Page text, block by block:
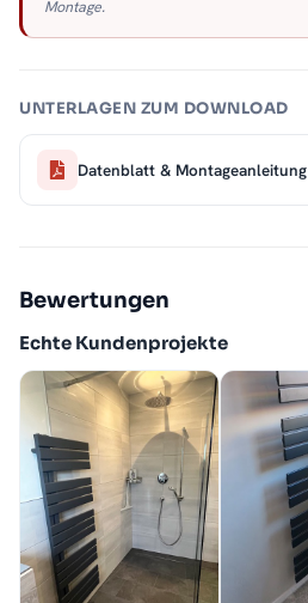
Montage.
UNTERLAGEN ZUM DOWNLOAD
Datenblatt & Montageanleitung
Bewertungen
Echte Kundenprojekte